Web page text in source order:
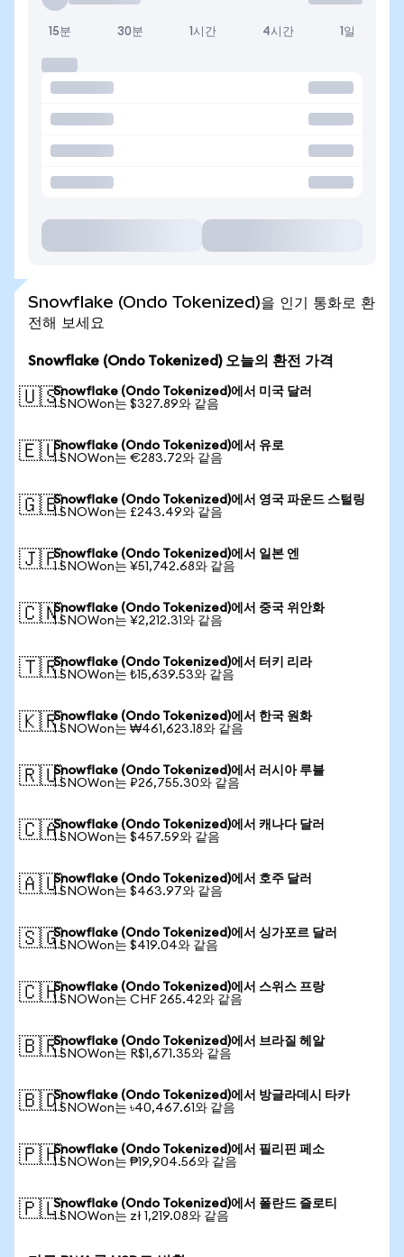
15분 30분 1시간 4시간 1일
Snowflake (Ondo Tokenized)을 인기 통화로 환
전해 보세요
Snowflake (Ondo Tokenized) 오늘의 환전 가격
🇺🇸Snowflake (Ondo Tokenized)에서 미국 달러
1 SNOWon는 $327.89와 같음
🇪🇺Snowflake (Ondo Tokenized)에서 유로
1 SNOWon는 €283.72와 같음
🇬🇧Snowflake (Ondo Tokenized)에서 영국 파운드 스털링
1 SNOWon는 £243.49와 같음
🇯🇵Snowflake (Ondo Tokenized)에서 일본 엔
1 SNOWon는 ¥51,742.68와 같음
🇨🇳Snowflake (Ondo Tokenized)에서 중국 위안화
1 SNOWon는 ¥2,212.31와 같음
🇹🇷Snowflake (Ondo Tokenized)에서 터키 리라
1 SNOWon는 ₺15,639.53와 같음
🇰🇷Snowflake (Ondo Tokenized)에서 한국 원화
1 SNOWon는 ₩461,623.18와 같음
🇷🇺Snowflake (Ondo Tokenized)에서 러시아 루블
1 SNOWon는 ₽26,755.30와 같음
🇨🇦Snowflake (Ondo Tokenized)에서 캐나다 달러
1 SNOWon는 $457.59와 같음
🇦🇺Snowflake (Ondo Tokenized)에서 호주 달러
1 SNOWon는 $463.97와 같음
🇸🇬Snowflake (Ondo Tokenized)에서 싱가포르 달러
1 SNOWon는 $419.04와 같음
🇨🇭Snowflake (Ondo Tokenized)에서 스위스 프랑
1 SNOWon는 CHF 265.42와 같음
🇧🇷Snowflake (Ondo Tokenized)에서 브라질 헤알
1 SNOWon는 R$1,671.35와 같음
🇧🇩Snowflake (Ondo Tokenized)에서 방글라데시 타카
1 SNOWon는 ৳40,467.61와 같음
🇵🇭Snowflake (Ondo Tokenized)에서 필리핀 페소
1 SNOWon는 ₱19,904.56와 같음
🇵🇱Snowflake (Ondo Tokenized)에서 폴란드 즐로티
1 SNOWon는 zł 1,219.08와 같음